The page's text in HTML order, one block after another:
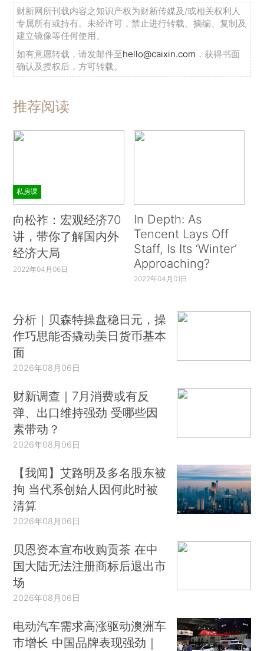
财新网所刊载内容之知识产权为财新传媒及/或相关权利人
专属所有或持有。未经许可，禁止进行转载、摘编、复制及
建立镜像等任何使用。
如有意愿转载，请发邮件至hello@caixin.com ，获得书面
确认及授权后，方可转载。
推荐阅读
私房课
向松祚：宏观经济70
讲，带你了解国内外
经济大局
2022年04月06日
In Depth: As
Tencent Lays Off
Staff, Is Its ‘Winter’
Approaching?
2022年04月01日
分析｜贝森特操盘稳日元，操
作巧思能否撬动美日货币基本
面
2026年08月06日
财新调查｜7月消费或有反
弹、出口维持强劲 受哪些因
素带动？
2026年08月06日
【我闻】艾路明及多名股东被
拘 当代系创始人因何此时被
清算
2026年08月06日
贝恩资本宣布收购贡茶 在中
国大陆无法注册商标后退出市
场
2026年08月06日
电动汽车需求高涨驱动澳洲车
市增长 中国品牌表现强劲｜